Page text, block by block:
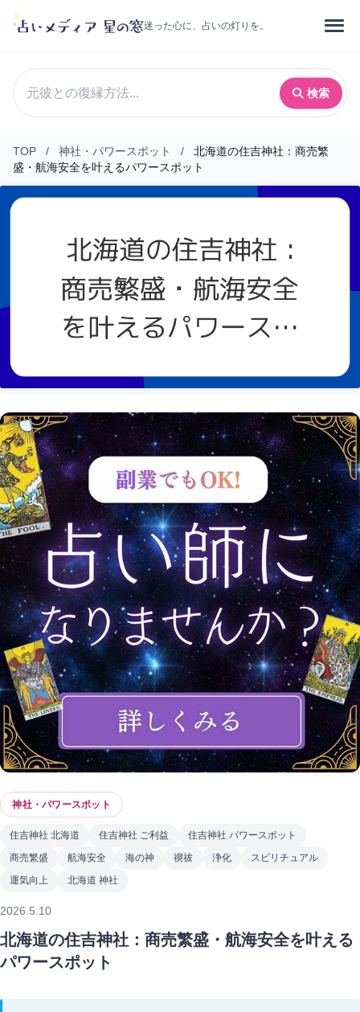
迷った心に、占いの灯りを。
検索
TOP / 神社・パワースポット /
北海道の住吉神社：商売繁
盛・航海安全を叶えるパワースポット
神社・パワースポット
住吉神社 北海道 住吉神社 ご利益
住吉神社 パワースポット
商売繁盛
航海安全 海の神 禊祓 浄化
スピリチュアル
運気向上
北海道 神社
2026.5.10
北海道の住吉神社：商売繁盛・航海安全を叶える
パワースポット